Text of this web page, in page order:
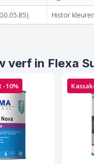
Histor
verf in Flexa
-10%